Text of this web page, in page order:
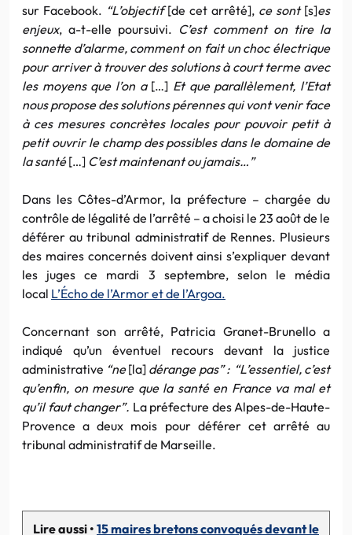
sur Facebook. “L’objectif[de cet arrêté], ce sont [s]es
enjeux, a-t-elle poursuivi. C’est comment on tire la
sonnette d’alarme, comment on fait un choc électrique
pour arriver à trouver des solutions à court terme avec
les moyens que l’on a […] Et que parallèlement, l’Etat
nous propose des solutions pérennes qui vont venir face
à ces mesures concrètes locales pour pouvoir petit à
petit ouvrir le champ des possibles dans le domaine de
la santé[…] C’est maintenant ou jamais…”
Dans les Côtes-d’Armor, la préfecture – chargée du
contrôle de légalité de l’arrêté – a choisi le 23 août de le
déférer au tribunal administratif de Rennes. Plusieurs
des maires concernés doivent ainsi s’expliquer devant
les juges ce mardi 3 septembre, selon le média
local L’Écho de l’Armor et de l’Argoa.
Concernant son arrêté, Patricia Granet-Brunello a
indiqué qu’un éventuel recours devant la justice
administrative “ne[la] dérange pas” : “L’essentiel, c’est
qu’enfin, on mesure que la santé en France va mal et
qu’il faut changer”. La préfecture des Alpes-de-Haute-
Provence a deux mois pour déférer cet arrêté au
tribunal administratif de Marseille.
Lire aussi • 15 maires bretons convoqués devant le